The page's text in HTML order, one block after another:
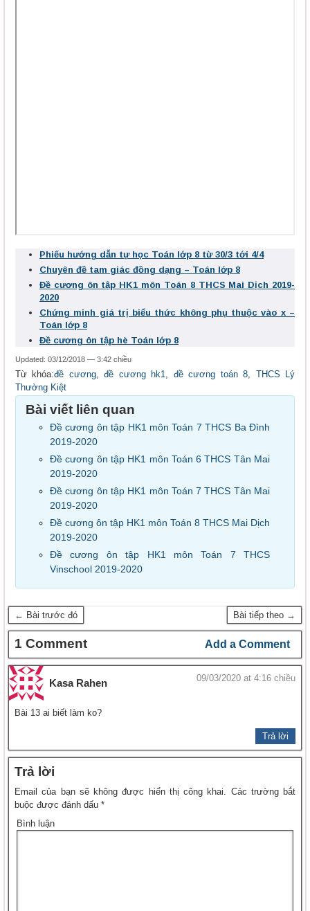
Phiếu hướng dẫn tự học Toán lớp 8 từ 30/3 tới 4/4
Chuyên đề tam giác đồng dạng – Toán lớp 8
Đề cương ôn tập HK1 môn Toán 8 THCS Mai Dịch 2019-
2020
Chứng minh giá trị biểu thức không phụ thuộc vào x –
Toán lớp 8
Đề cương ôn tập hè Toán lớp 8
Updated: 03/12/2018 — 3:42 chiều
Từ khóa:đề cương,đề cương hk1, đề cương toán 8, THCS Lý
Thường Kiệt
Bài viết liên quan
Đề cương ôn tập HK1 môn Toán 7 THCS Ba Đình
2019-2020
Đề cương ôn tập HK1 môn Toán 6 THCS Tân Mai
2019-2020
Đề cương ôn tập HK1 môn Toán 7 THCS Tân Mai
2019-2020
Đề cương ôn tập HK1 môn Toán 8 THCS Mai Dịch
2019-2020
Đề cương ôn tập HK1 môn Toán 7 THCS
Vinschool 2019-2020
← Bài trước đó Bài tiếp theo →
1 Comment Add a Comment
Kasa Rahen 09/03/2020 at 4:16 chiều
Bài 13 ai biết làm ko?
Trả lời
Trả lời
Email của bạn sẽ không được hiển thị công khai. Các trường bắt
buộc được đánh dấu *
Bình luận